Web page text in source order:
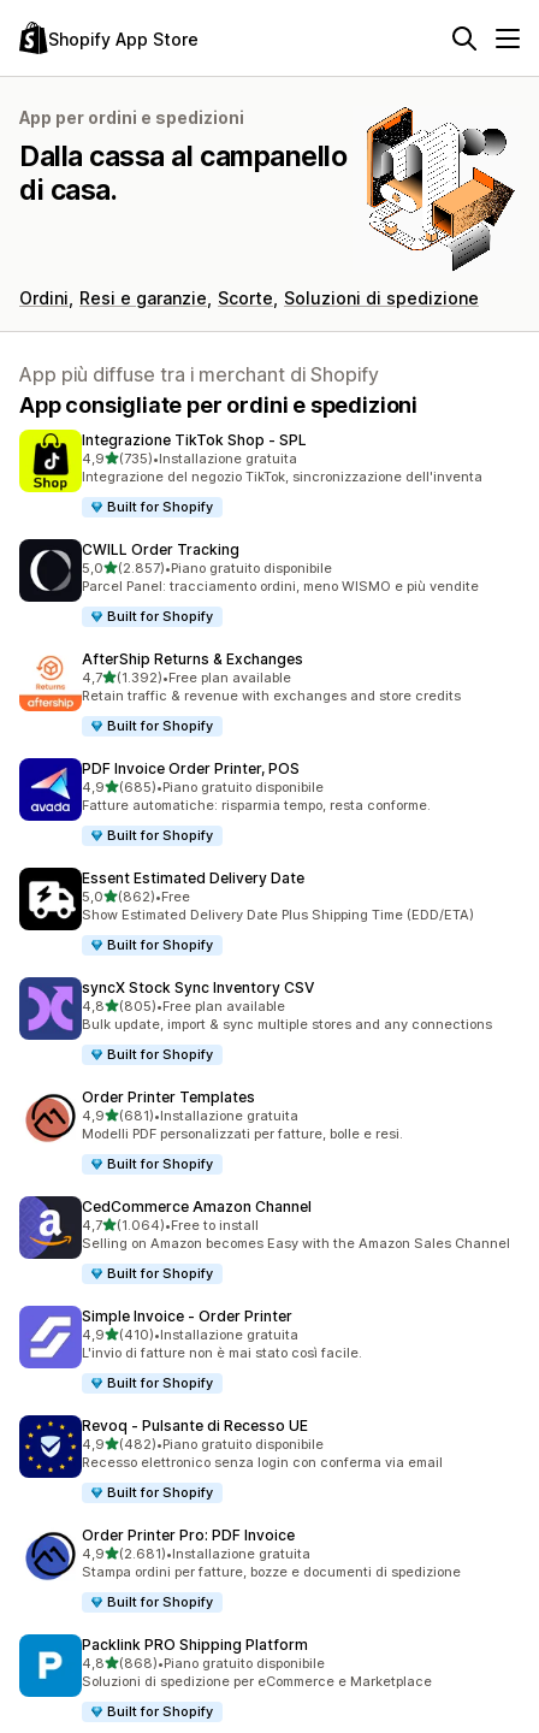
Shopify App Store
App per ordini e spedizioni
Dalla cassa al campanello
di casa.
Ordini Resi e garanzie Scorte Soluzioni di spedizione
App più diffuse tra i merchant di Shopify
App consigliate per ordini e spedizioni
Integrazione TikTok Shop ‑ SPL
4,9stelle su 5
(735)
735 recensioni totali
•Installazione gratuita
Integrazione del negozio TikTok, sincronizzazione dell'inventa
Built for Shopify
CWILL Order Tracking
5,0stelle su 5
(2.857)
2857 recensioni totali
•Piano gratuito disponibile
Parcel Panel: tracciamento ordini, meno WISMO e più vendite
Built for Shopify
AfterShip Returns & Exchanges
4,7stelle su 5
(1.392)
1392 recensioni totali
•Free plan available
Retain traffic & revenue with exchanges and store credits
Built for Shopify
PDF Invoice Order Printer, POS
4,9stelle su 5
(685)
685 recensioni totali
•Piano gratuito disponibile
Fatture automatiche: risparmia tempo, resta conforme.
Built for Shopify
Essent Estimated Delivery Date
5,0stelle su 5
(862)
862 recensioni totali
•Free
Show Estimated Delivery Date Plus Shipping Time (EDD/ETA)
Built for Shopify
syncX Stock Sync Inventory CSV
4,8stelle su 5
(805)
805 recensioni totali
•Free plan available
Bulk update, import & sync multiple stores and any connections
Built for Shopify
Order Printer Templates
4,9stelle su 5
(681)
681 recensioni totali
•Installazione gratuita
Modelli PDF personalizzati per fatture, bolle e resi.
Built for Shopify
CedCommerce Amazon Channel
4,7stelle su 5
(1.064)
1064 recensioni totali
•Free to install
Selling on Amazon becomes Easy with the Amazon Sales Channel
Built for Shopify
Simple Invoice ‑ Order Printer
4,9stelle su 5
(410)
410 recensioni totali
•Installazione gratuita
L'invio di fatture non è mai stato così facile.
Built for Shopify
Revoq ‑ Pulsante di Recesso UE
4,9stelle su 5
(482)
482 recensioni totali
•Piano gratuito disponibile
Recesso elettronico senza login con conferma via email
Built for Shopify
Order Printer Pro: PDF Invoice
4,9stelle su 5
(2.681)
2681 recensioni totali
•Installazione gratuita
Stampa ordini per fatture, bozze e documenti di spedizione
Built for Shopify
Packlink PRO Shipping Platform
4,8stelle su 5
(868)
868 recensioni totali
•Piano gratuito disponibile
Soluzioni di spedizione per eCommerce e Marketplace
Built for Shopify